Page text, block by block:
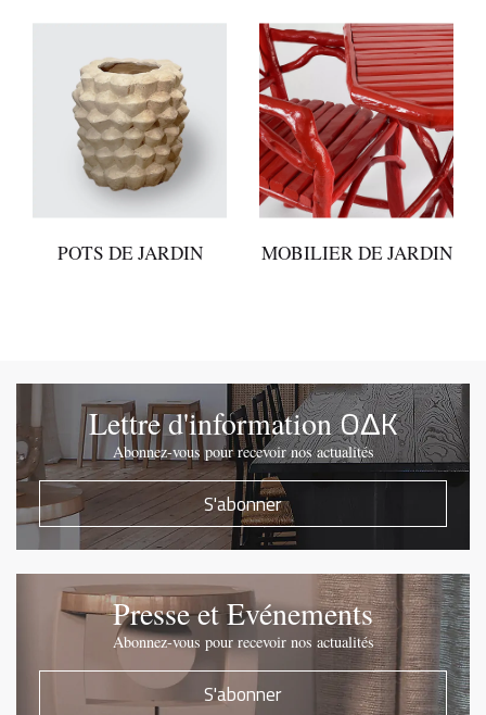
POTS DE JARDIN MOBILIER DE JARDIN
Lettre d'informationOΔK
Abonnez-vous pour recevoir nos actualités
S'abonner
Presse et Evénements
Abonnez-vous pour recevoir nos actualités
S'abonner